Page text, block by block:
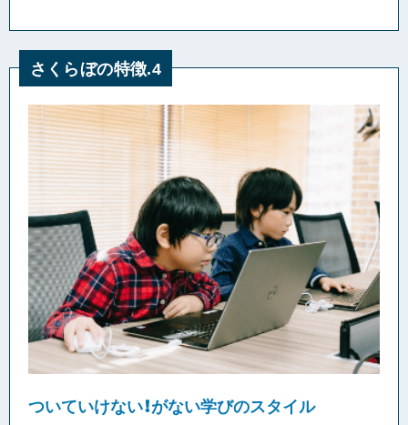
さくらぼの特徴.4
ついていけない！がない学びのスタイル